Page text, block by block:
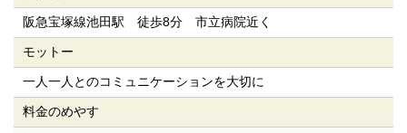
阪急宝塚線池田駅 徒歩8分 市立病院近く
モットー
一人一人とのコミュニケーションを大切に
料金のめやす